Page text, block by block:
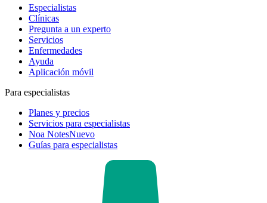
Especialistas
Clínicas
Pregunta a un experto
Servicios
Enfermedades
Ayuda
Aplicación móvil
Para especialistas
Planes y precios
Servicios para especialistas
Noa NotesNuevo
Guías para especialistas